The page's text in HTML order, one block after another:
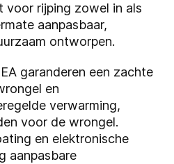
voor rijping zowel in als
aanpasbaar,
ontworpen.
garanderen een zachte
en
verwarming,
voor de wrongel.
en elektronische
aanpasbare